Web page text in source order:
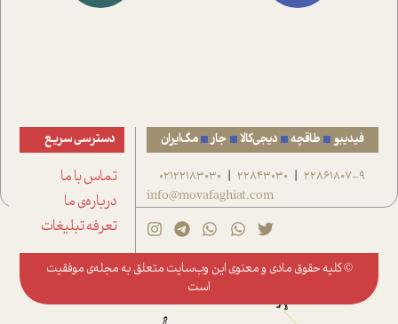
فیدیبو طاقچه دیجی‌کالا جار مگ‌ایران
22861807-9
|
22843030
|
02122183030
info@movafaghiat.com
دسترسی سریع
تماس با ما
درباره‌ی ما
تعرفه تبلیغات
© کلیه حقوق مادی و معنوی این وب‌سایت متعلق به مجله‌ی موفقیت
است